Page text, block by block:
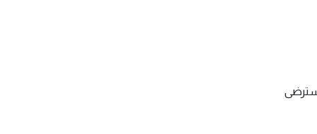
سترضى